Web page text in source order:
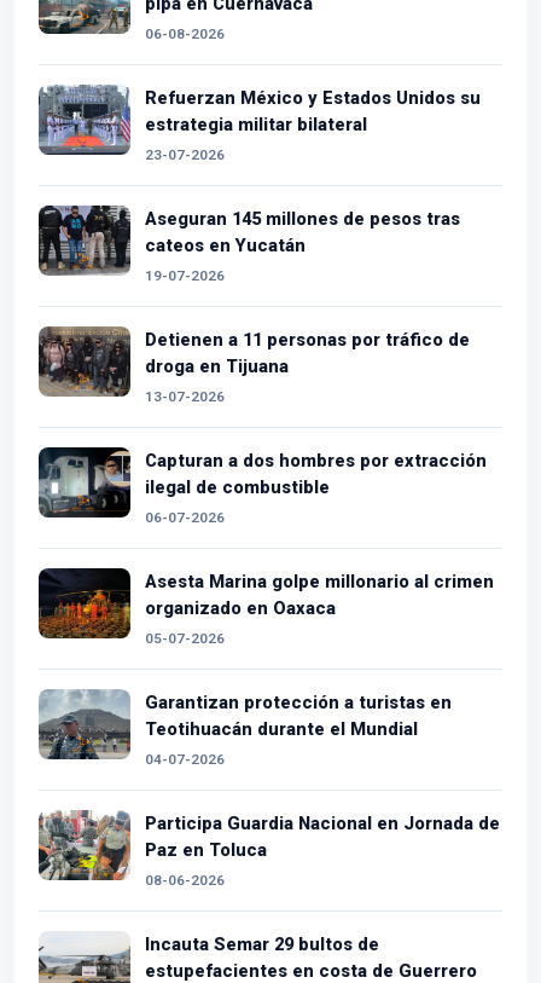
06-08-2026
Refuerzan México y Estados Unidos su
estrategia militar bilateral
23-07-2026
Aseguran 145 millones de pesos tras
cateos en Yucatán
19-07-2026
Detienen a 11 personas por tráfico de
droga en Tijuana
13-07-2026
Capturan a dos hombres por extracción
ilegal de combustible
06-07-2026
Asesta Marina golpe millonario al crimen
organizado en Oaxaca
05-07-2026
Garantizan protección a turistas en
Teotihuacán durante el Mundial
04-07-2026
Participa Guardia Nacional en Jornada de
Paz en Toluca
08-06-2026
Incauta Semar 29 bultos de
estupefacientes en costa de Guerrero